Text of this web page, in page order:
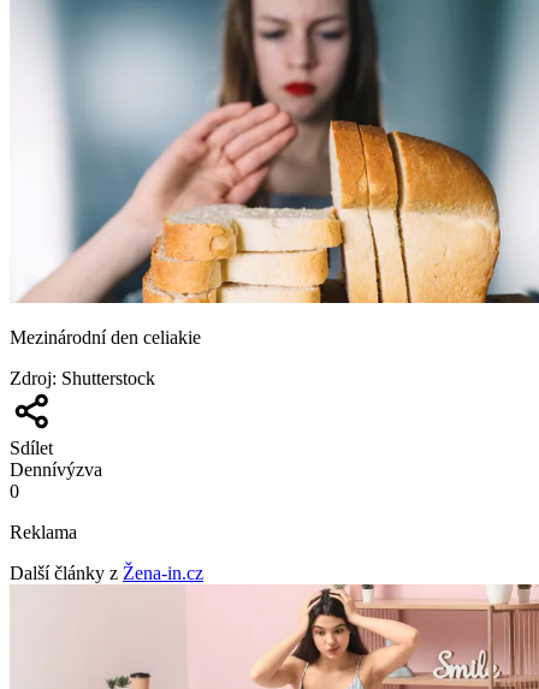
Mezinárodní den celiakie
Zdroj: Shutterstock
Sdílet
Dennívýzva
0
Reklama
Další články z Žena-in.cz